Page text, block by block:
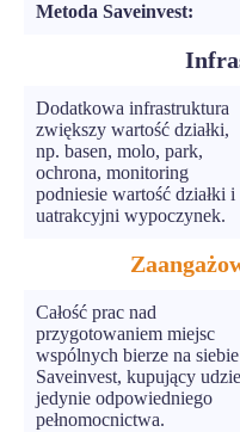
Metoda Saveinvest:
Dodatkowa infrastruktura
zwiększy wartość działki,
np. basen, molo, park,
ochrona, monitoring
podniesie wartość działki i
uatrakcyjni wypoczynek.
Całość prac nad
przygotowaniem miejsc
wspólnych bierze na siebie
Saveinvest, kupujący
jedynie odpowiedniego
pełnomocnictwa.